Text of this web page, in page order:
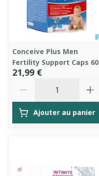
Conceive Plus Men
Fertility Support Caps 60
21,99 €
Ajouter au panier